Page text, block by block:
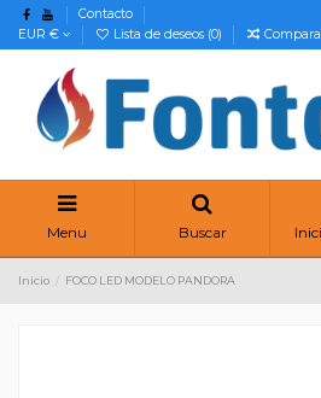
Contacto
EUR €
Lista de deseos (0)
Menu Buscar
Inicio FOCO LED MODELO PANDORA